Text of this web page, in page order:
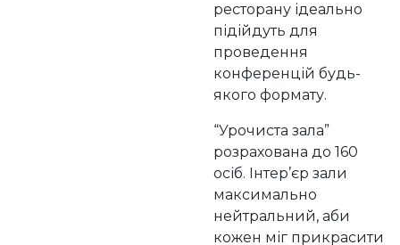
ресторану ідеально
підійдуть для
проведення
конференцій будь-
якого формату.
“Урочиста зала”
розрахована до 160
осіб. Інтер’єр зали
максимально
нейтральний, аби
кожен міг прикрасити